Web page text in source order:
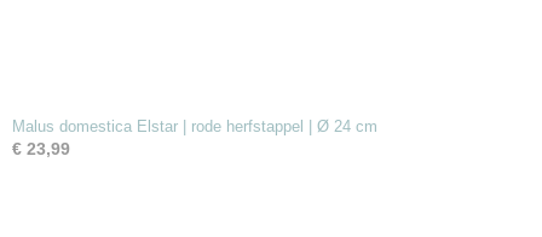
Malus domestica Elstar | rode herfstappel | Ø 24 cm
€ 23,99